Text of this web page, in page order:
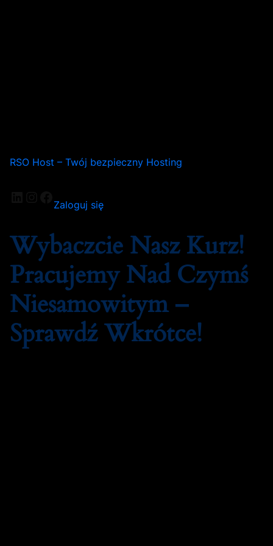
RSO Host – Twój bezpieczny Hosting
Zaloguj się
Wybaczcie Nasz Kurz!
Pracujemy Nad Czymś
Niesamowitym –
Sprawdź Wkrótce!